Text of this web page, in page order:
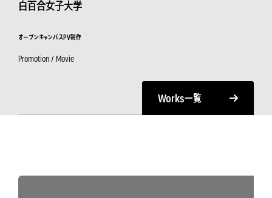
白百合女子大学
オープンキャンパスPV制作
Promotion / Movie
Works一覧